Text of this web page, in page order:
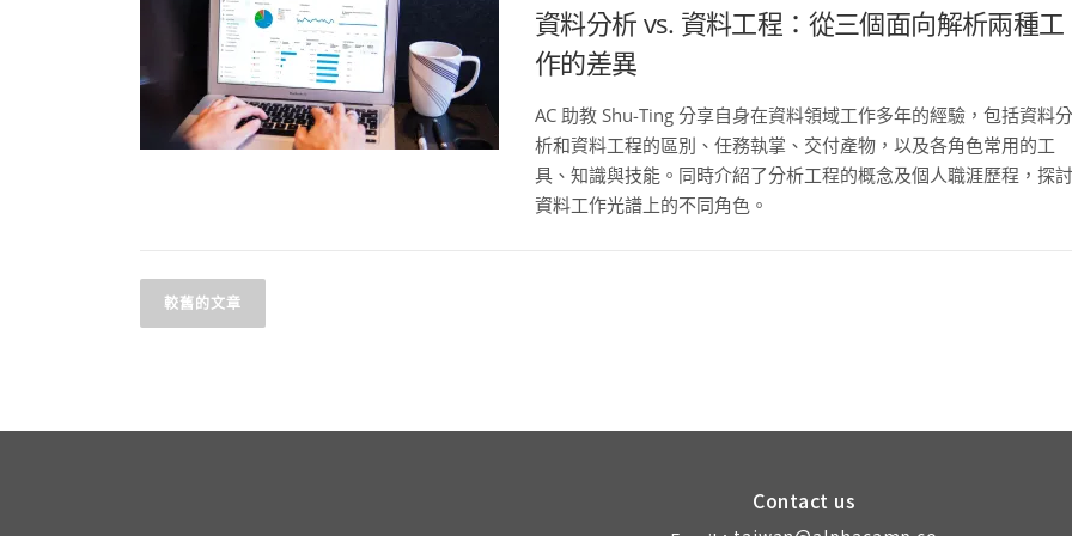
資料分析 vs. 資料工程：從三個面向解析兩種工
作的差異
AC 助教 Shu-Ting 分享自身在資料領域工作多年的經驗，包括資料分
析和資料工程的區別、任務執掌、交付產物，以及各角色常用的工
具、知識與技能。同時介紹了分析工程的概念及個人職涯歷程，探討
資料工作光譜上的不同角色。
較舊的文章
Contact us